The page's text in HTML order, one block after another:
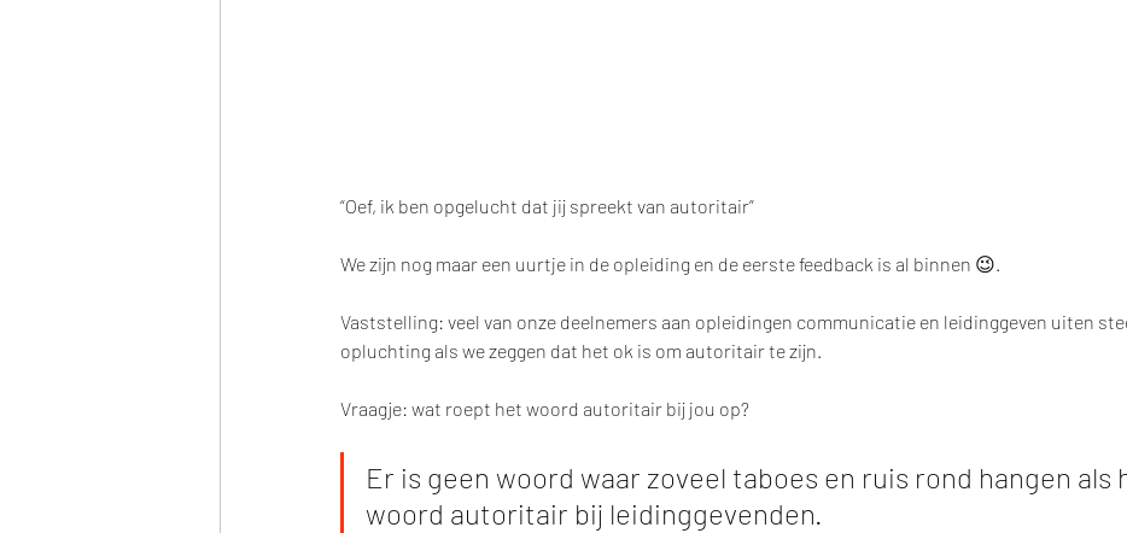
“Oef, ik ben opgelucht dat jij spreekt van autoritair”
We zijn nog maar een uurtje in de opleiding en de eerste feedback is al binnen 😉.
Vaststelling: veel van onze deelnemers aan opleidingen communicatie en leidinggeven uiten
opluchting als we zeggen dat het ok is om autoritair te zijn.
Vraagje: wat roept het woord autoritair bij jou op?
Er is geen woord waar zoveel taboes en ruis rond hangen als
woord autoritair bij leidinggevenden.